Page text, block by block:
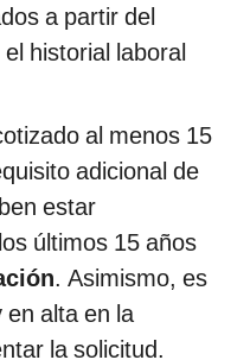
a partir del
historial laboral
al menos 15
adicional de
estar
últimos 15 años
. Asimismo, es
alta en la
la solicitud.